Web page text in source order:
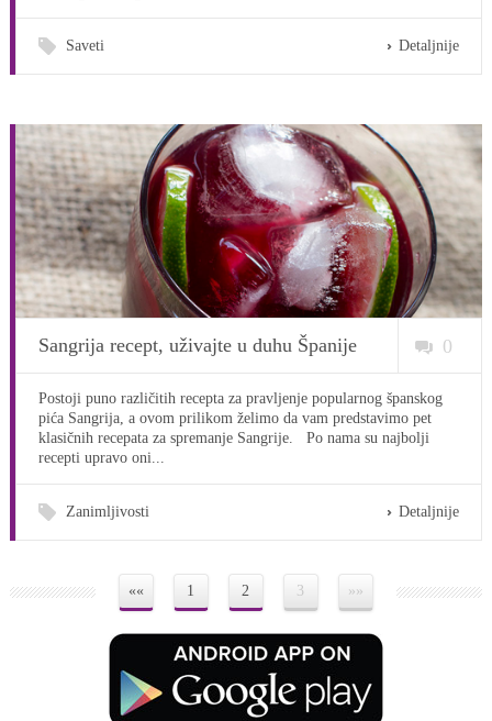
Detaljnije
Saveti
0
Sangrija recept, uživajte u duhu Španije
Postoji puno različitih recepta za pravljenje popularnog španskog
pića Sangrija, a ovom prilikom želimo da vam predstavimo pet
klasičnih recepata za spremanje Sangrije. Po nama su najbolji
recepti upravo oni...
Detaljnije
Zanimljivosti
«« 1 2 3 »»